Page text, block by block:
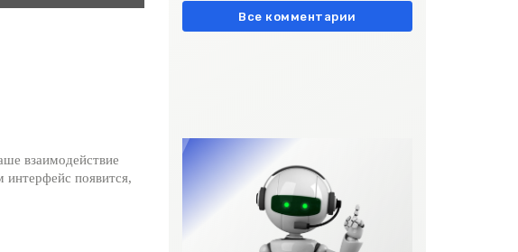
взаимодействие
появится,
подчеркивает остроту
Все комментарии